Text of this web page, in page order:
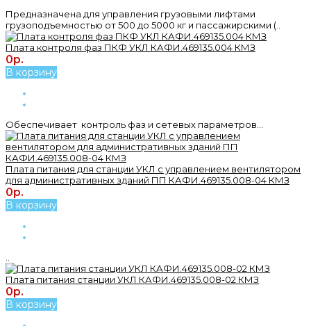
Предназначена для управления грузовыми лифтами
грузоподъемностью от 500 до 5000 кг и пассажирскими (..
Плата контроля фаз ПКФ УКЛ КАФИ.469135.004 КМЗ
0р.
В корзину
Обеспечивает контроль фаз и сетевых параметров...
Плата питания для станции УКЛ с управлением вентилятором
для административных зданий ПП КАФИ.469135.008-04 КМЗ
0р.
В корзину
Плата питания станции УКЛ КАФИ.469135.008-02 КМЗ
0р.
В корзину